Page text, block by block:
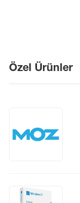
Özel Ürünler